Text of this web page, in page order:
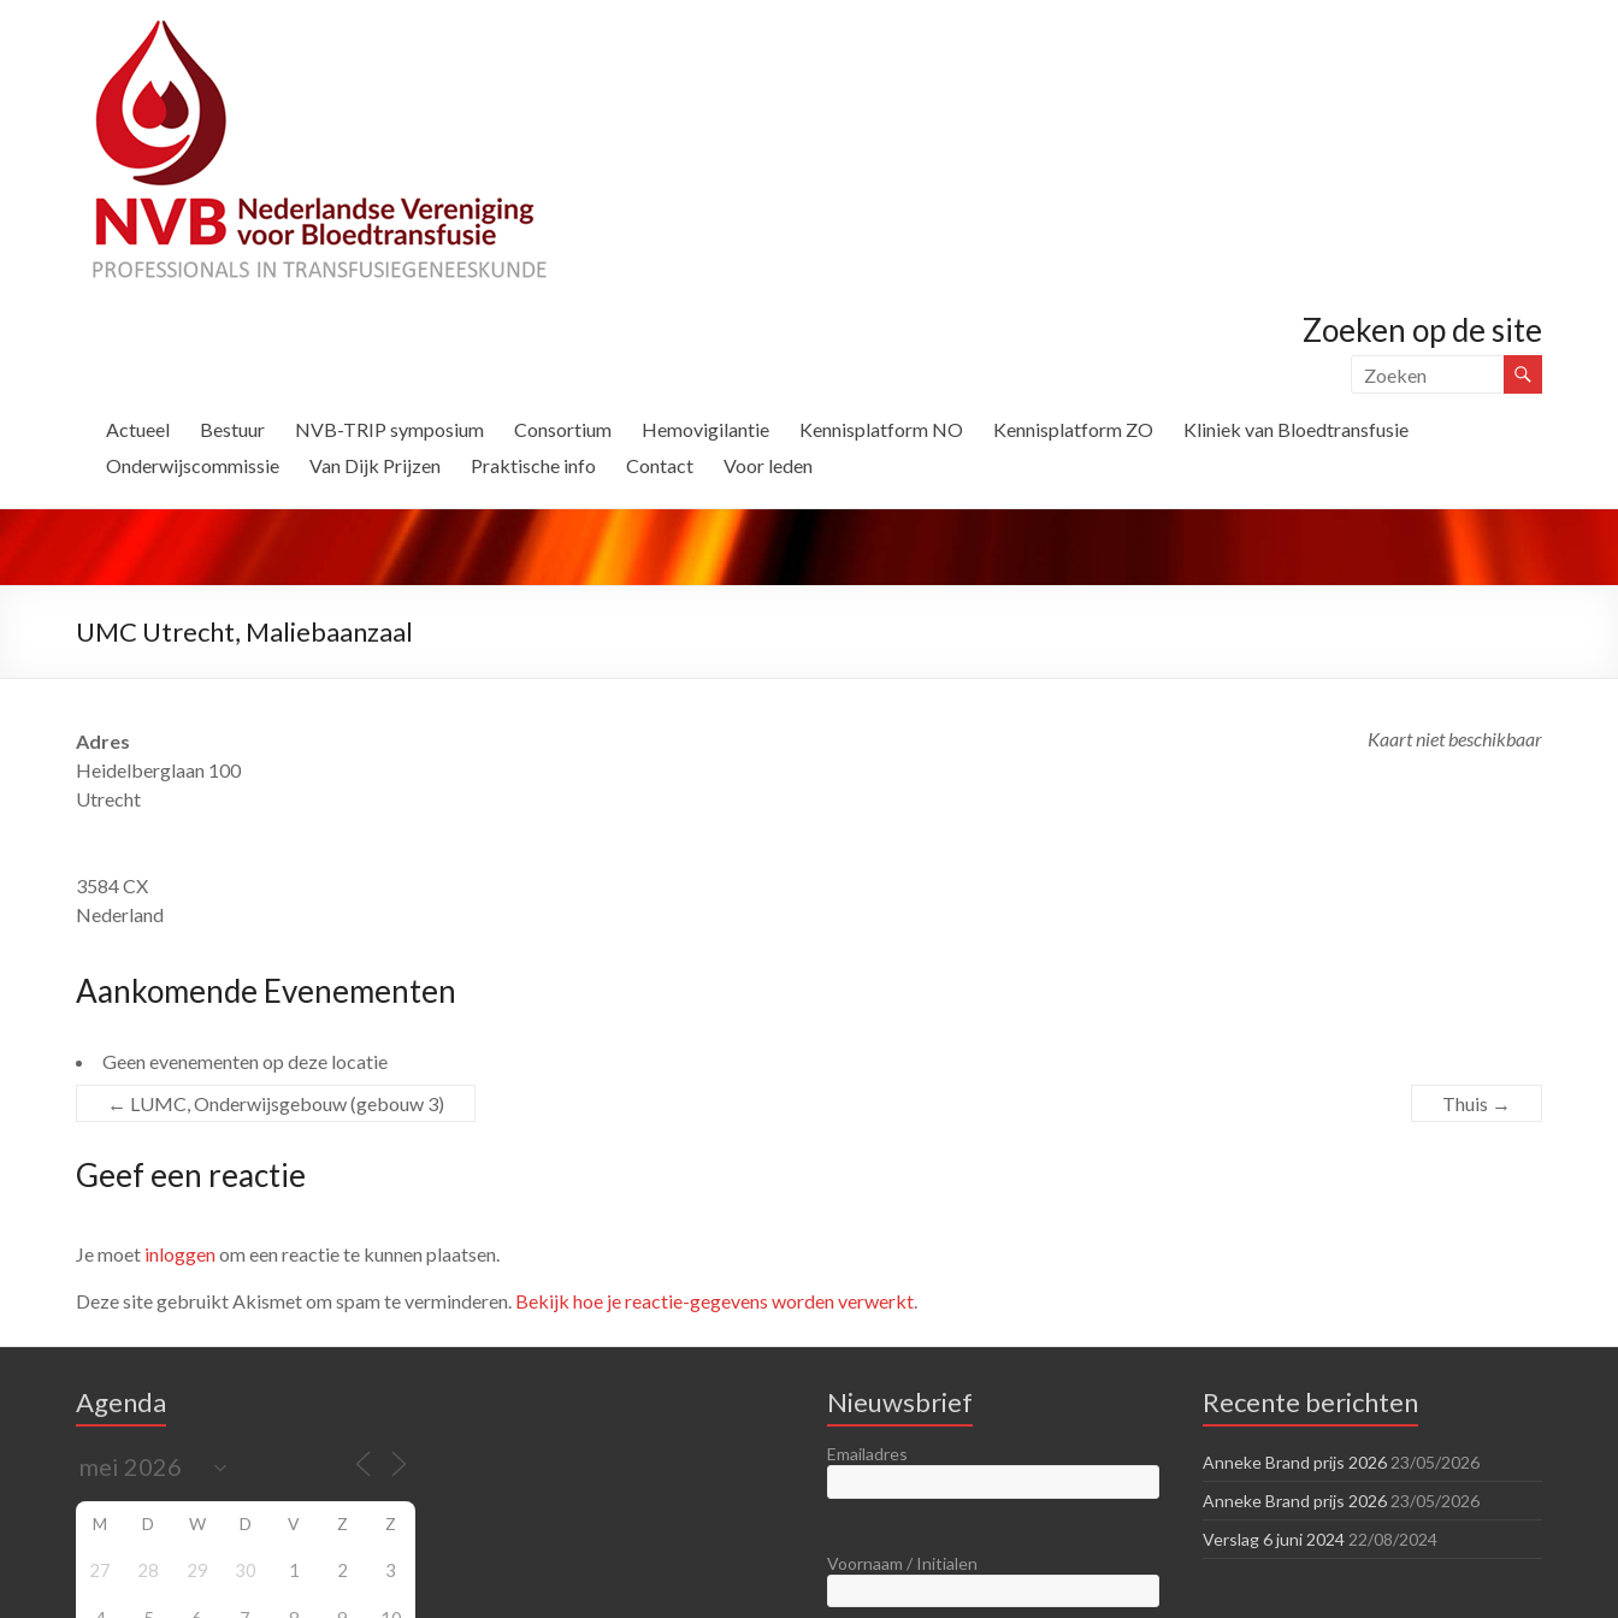
Zoeken op de site
Actueel Bestuur NVB-TRIP symposium Consortium Hemovigilantie Kennisplatform NO Kennisplatform ZO
Kliniek van Bloedtransfusie
Onderwijscommissie
Van Dijk Prijzen Praktische info Contact Voor leden
UMC Utrecht, Maliebaanzaal
Kaart niet beschikbaar
Adres
Heidelberglaan 100
Utrecht
3584 CX
Nederland
Aankomende Evenementen
Geen evenementen op deze locatie
← LUMC, Onderwijsgebouw (gebouw 3) Thuis →
Geef een reactie
Je moet inloggenom een reactie te kunnen plaatsen.
Deze site gebruikt Akismet om spam te verminderen. Bekijk hoe je reactie-gegevens worden verwerkt.
Agenda
M D W D V Z Z
27 28 29 30 1 2 3
Nieuwsbrief
Emailadres
Voornaam / Initialen
Recente berichten
Anneke Brand prijs 2026 23/05/2026
Anneke Brand prijs 2026 23/05/2026
Verslag 6 juni 2024 22/08/2024